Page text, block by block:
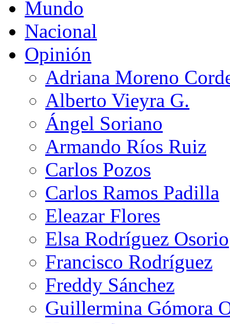
Mundo
Nacional
Opinión
Adriana Moreno
Alberto Vieyra G.
Ángel Soriano
Armando Ríos Ruiz
Carlos Pozos
Carlos Ramos Padilla
Eleazar Flores
Elsa Rodríguez Osorio
Francisco Rodríguez
Freddy Sánchez
Guillermina Gómora